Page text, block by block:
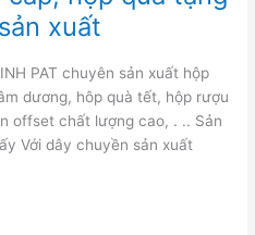
xuất
PAT chuyên sản xuất hộp
dương, hôp quà tết, hộp rượu
offset chất lượng cao, . .. Sản
Với dây chuyền sản xuất